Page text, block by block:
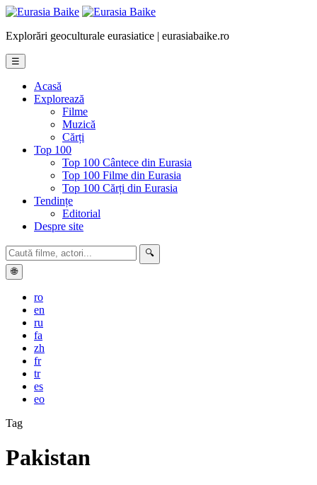
Explorări geoculturale eurasiatice | eurasiabaike.ro
☰
Acasă
Explorează
Filme
Muzică
Cărți
Top 100
Top 100 Cântece din Eurasia
Top 100 Filme din Eurasia
Top 100 Cărți din Eurasia
Tendințe
Editorial
Despre site
🔍
🌐
ro
en
ru
fa
zh
fr
tr
es
eo
Tag
Pakistan